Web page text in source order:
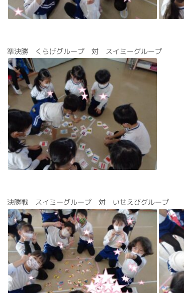
準決勝 くらげグループ 対 スイミーグループ
決勝戦 スイミーグループ 対 いせえびグループ